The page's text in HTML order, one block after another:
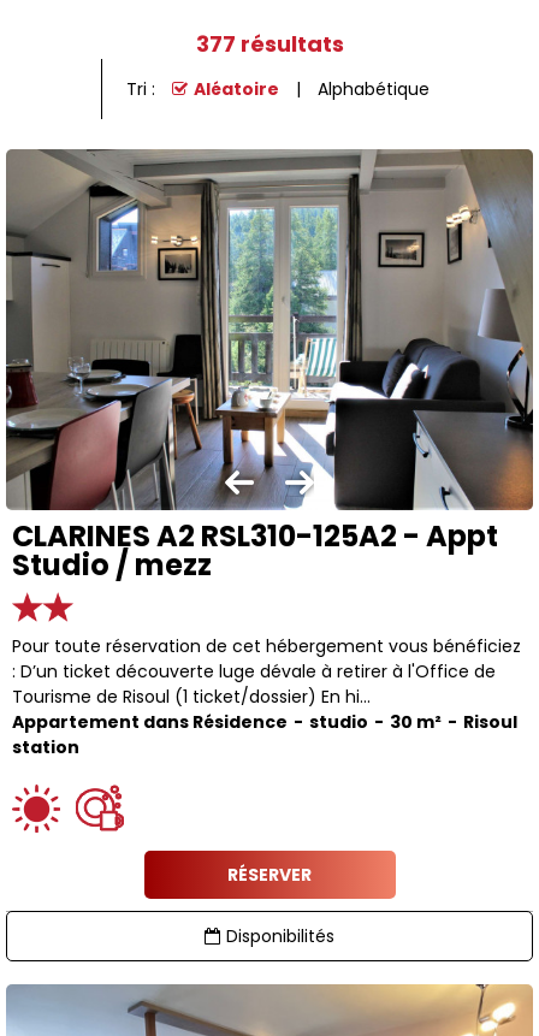
377 résultats
Tri : Aléatoire Alphabétique
CLARINES A2 RSL310-125A2 - Appt
Studio / mezz
Pour toute réservation de cet hébergement vous bénéficiez
: D’un ticket découverte luge dévale à retirer à l'Office de
Tourisme de Risoul (1 ticket/dossier) En hi...
Appartement dans Résidence
studio 30 m²
Risoul
station
RÉSERVER
Disponibilités